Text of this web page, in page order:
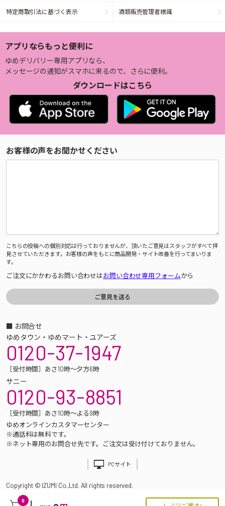
0
特定商取引法に基づく表示 酒類販売管理者標識
アプリならもっと便利に
ゆめデリバリー専用アプリなら、
メッセージの通知がスマホに来るので、さらに便利。
ダウンロードはこちら
お客様の声をお聞かせください
こちらの投稿への個別対応は行っておりませんが、頂いたご意見はスタッフがすべて拝
見させていただきます。お客様の声をもとに商品開発・サイト改善を行ってまいりま
す。
ご注文にかかわるお問い合わせはお問い合わせ専用フォームから
■ お問合せ
ゆめタウン・ゆめマート・ユアーズ
0120-37-1947
［受付時間］あさ10時～夕方6時
サニー
0120-93-8851
［受付時間］あさ10時～よる9時
ゆめオンラインカスタマーセンター
※通話料は無料です。
※ネット専用のお問合せ先です。ご注文は受け付けておりません。
PCサイト
Copyright © IZUMI Co.,Ltd. All rights reserved.